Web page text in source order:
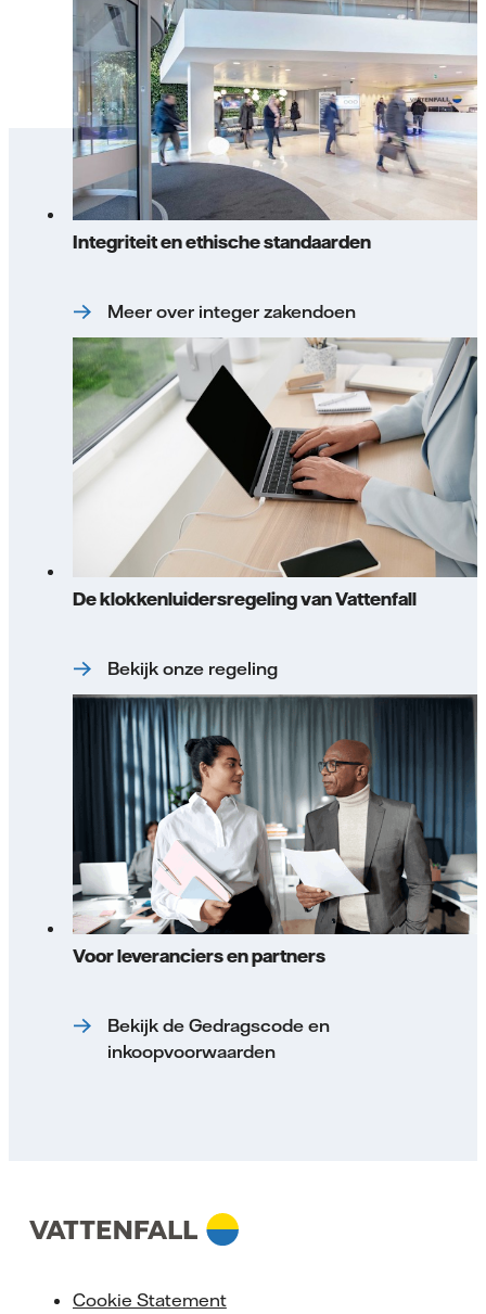
Integriteit en ethische standaarden
Meer over integer zakendoen
De klokkenluidersregeling van Vattenfall
Bekijk onze regeling
Voor leveranciers en partners
Bekijk de Gedragscode en
inkoopvoorwaarden
Cookie Statement